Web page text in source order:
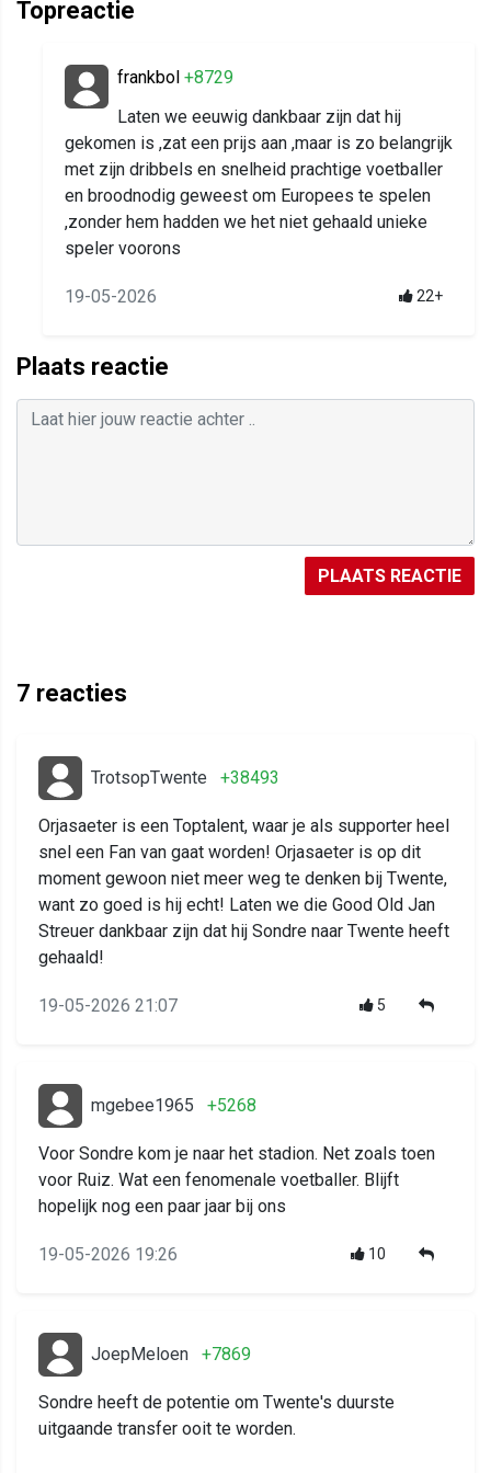
Topreactie
frankbol +8729
Laten we eeuwig dankbaar zijn dat hij
gekomen is ,zat een prijs aan ,maar is zo belangrijk
met zijn dribbels en snelheid prachtige voetballer
en broodnodig geweest om Europees te spelen
,zonder hem hadden we het niet gehaald unieke
speler voorons
19-05-2026 22+
Plaats reactie
PLAATS REACTIE
7 reacties
TrotsopTwente +38493
Orjasaeter is een Toptalent, waar je als supporter heel
snel een Fan van gaat worden! Orjasaeter is op dit
moment gewoon niet meer weg te denken bij Twente,
want zo goed is hij echt! Laten we die Good Old Jan
Streuer dankbaar zijn dat hij Sondre naar Twente heeft
gehaald!
19-05-2026 21:07 5
mgebee1965 +5268
Voor Sondre kom je naar het stadion. Net zoals toen
voor Ruiz. Wat een fenomenale voetballer. Blijft
hopelijk nog een paar jaar bij ons
19-05-2026 19:26 10
JoepMeloen +7869
Sondre heeft de potentie om Twente's duurste
uitgaande transfer ooit te worden.